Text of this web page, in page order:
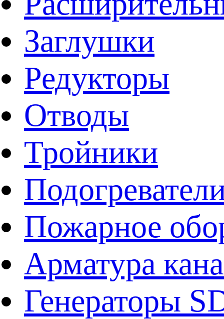
Заглушки
Редукторы
Отводы
Тройники
Пожарное
Арматура
Генераторы